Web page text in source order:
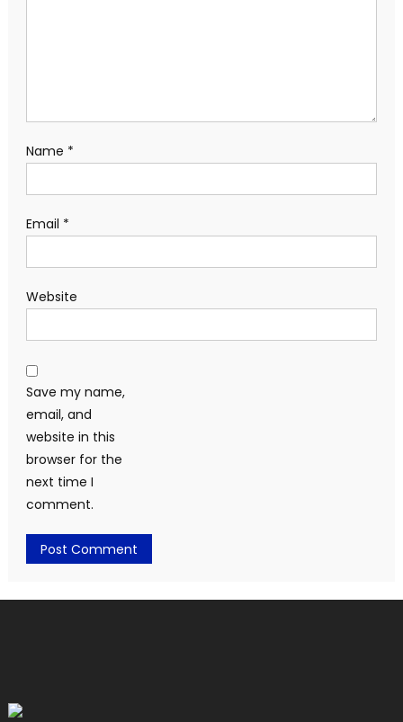
Name *
Email *
Website
Save my name,
email, and
website in this
browser for the
next time I
comment.